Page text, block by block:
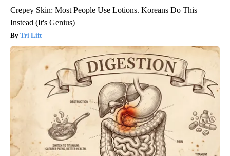
Crepey Skin: Most People Use Lotions. Koreans Do This
Instead (It's Genius)
Tri Lift